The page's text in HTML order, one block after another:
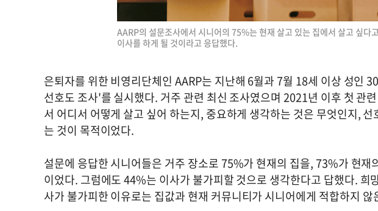
AARP의 설문조사에서 시니어의 75%는 현재 살고 있는 집에서 살고 싶다
이사를 하게 될 것이라고 응답했다.
은퇴자를 위한 비영리단체인 AARP는 지난해 6월과 7월 18세 이상 성인
선호도 조사'를 실시했다. 거주 관련 최신 조사였으며 2021년 이후 첫 관
서 어디서 어떻게 살고 싶어 하는지, 중요하게 생각하는 것은 무엇인지,
는 것이 목적이었다.
설문에 응답한 시니어들은 거주 장소로 75%가 현재의 집을, 73%가 현재
이었다. 그럼에도 44%는 이사가 불가피할 것으로 생각한다고 답했다. 희
사가 불가피한 이유로는 집값과 현재 커뮤니티가 시니어에게 적합하지 않